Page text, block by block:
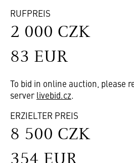
RUFPREIS
2 000 CZK
83 EUR
To bid in online auction, please
server livebid.cz.
ERZIELTER PREIS
8 500 CZK
354 EUR